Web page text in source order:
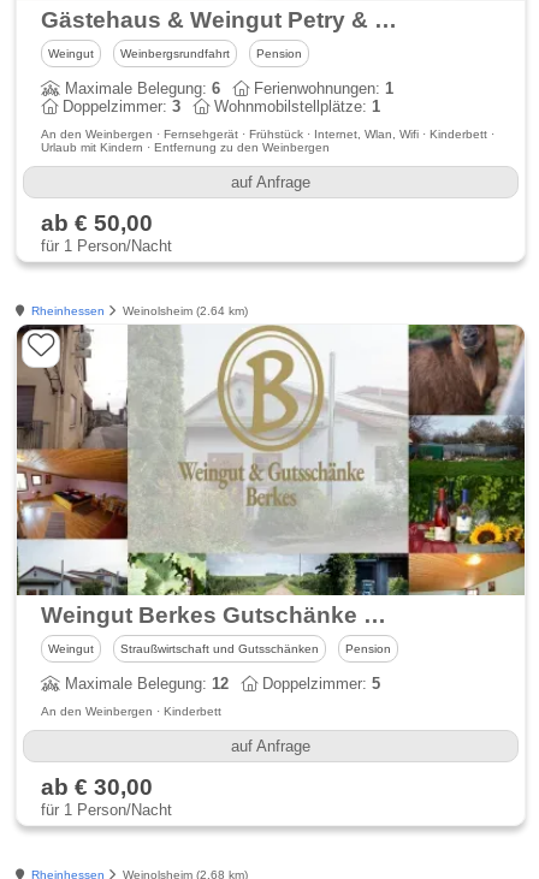
Gästehaus & Weingut Petry & Frieß
Weingut Weinbergsrundfahrt Pension
Maximale Belegung:6 Ferienwohnungen:1
Doppelzimmer:3 Wohnmobilstellplätze:1
An den Weinbergen · Fernsehgerät · Frühstück · Internet, Wlan, Wifi · Kinderbett ·
Urlaub mit Kindern · Entfernung zu den Weinbergen
auf Anfrage
ab € 50,00
für 1 Person/Nacht
Rheinhessen Weinolsheim (2.64 km)
Weingut Berkes Gutschänke & Gästezimmer
Weingut Straußwirtschaft und Gutsschänken Pension
Maximale Belegung:12 Doppelzimmer:5
An den Weinbergen · Kinderbett
auf Anfrage
ab € 30,00
für 1 Person/Nacht
Rheinhessen Weinolsheim (2.68 km)